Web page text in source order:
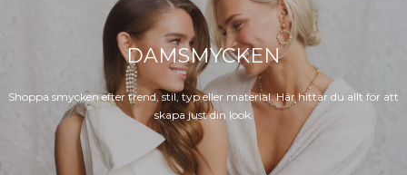
DAMSMYCKEN
Shoppa smycken efter trend, stil, typ eller material. Här hittar du allt för att
skapa just din look.